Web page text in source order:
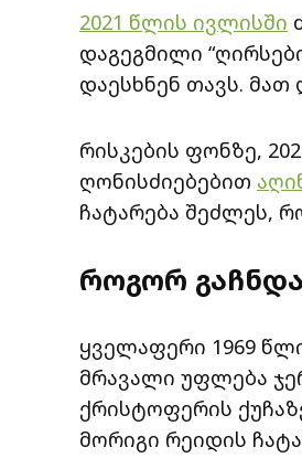
2021 წლის ივლისში
დაგეგმილი
დაესხნენ თავს.
რისკების ფონზე,
ღონისძიებებით
ჩატარება შეძლეს,
როგორ გაჩნდა
ყველაფერი 1969
მრავალი უფლება
ქრისტოფერის
მორიგი რეიდის